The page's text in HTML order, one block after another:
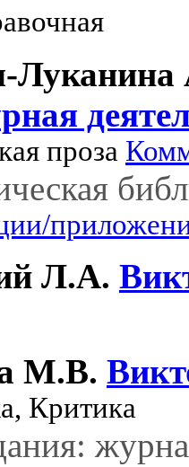
проза
Л.А.
М.В.
Критика